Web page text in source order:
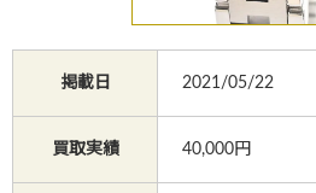
お買物
掲載日 2021/05/22
買取実績 40,000円